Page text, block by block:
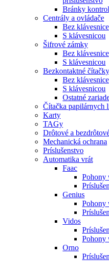
Bránky
Centrály a ovládače
Bez klávesnice
S klávesnicou
Šifrové zámky
Bez klávesnice
S klávesnicou
Bezkontaktné čítačky
Bez klávesnice
S klávesnicou
Ostatné
Čítačka papilárnych
Karty
TAGy
Drôtové a
Mechanická ochrana
Príslušenstvo
Automatika vrát
Faac
Pohony
Genius
Pohony
Vidos
Pohony
Orno